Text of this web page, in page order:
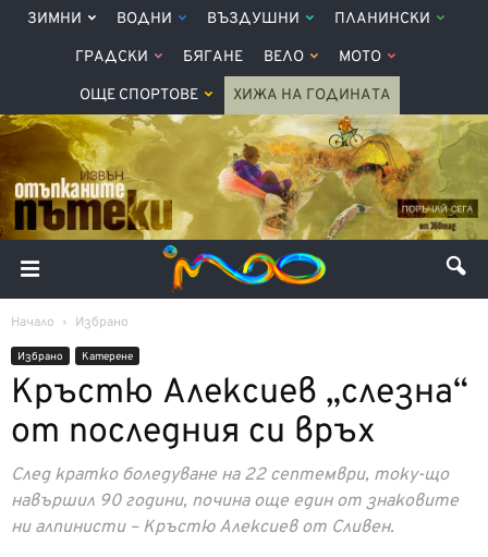
ЗИМНИ ВОДНИ ВЪЗДУШНИ ПЛАНИНСКИ
ГРАДСКИ БЯГАНЕ ВЕЛО МОТО
ОЩЕ СПОРТОВЕ ХИЖА НА ГОДИНАТА
Начало Избрано
Избрано Катерене
Кръстю Алексиев „слезна“
от последния си връх
След кратко боледуване на 22 септември, току-що
навършил 90 години, почина още един от знаковите
ни алпинисти – Кръстю Алексиев от Сливен.